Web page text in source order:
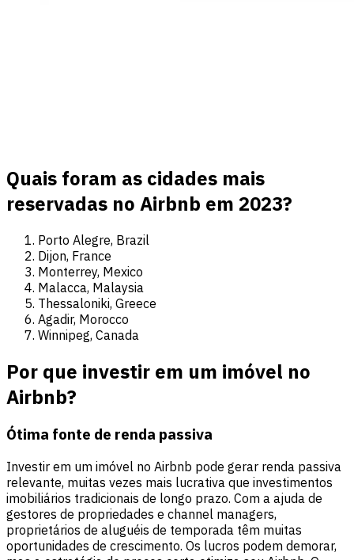
Quais foram as cidades mais
reservadas no Airbnb em 2023?
Porto Alegre, Brazil
Dijon, France
Monterrey, Mexico
Malacca, Malaysia
Thessaloniki, Greece
Agadir, Morocco
Winnipeg, Canada
Por que investir em um imóvel no
Airbnb?
Ótima fonte de renda passiva
Investir em um imóvel no Airbnb pode gerar renda passiva
relevante, muitas vezes mais lucrativa que investimentos
imobiliários tradicionais de longo prazo. Com a ajuda de
gestores de propriedades e channel managers,
proprietários de aluguéis de temporada têm muitas
oportunidades de crescimento. Os lucros podem demorar,